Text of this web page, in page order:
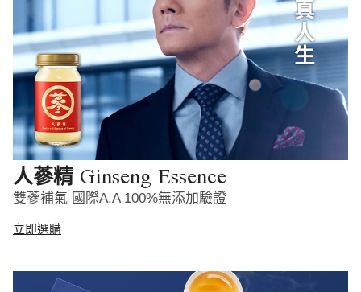
人蔘精 Ginseng Essence
雙蔘補氣 國際A.A 100%無添加驗證
立即選購